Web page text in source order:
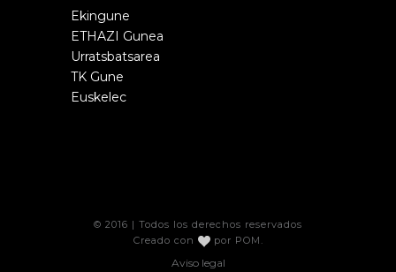
Ekingune
ETHAZI Gunea
Urratsbatsarea
TK Gune
Euskelec
© 2016 | Todos los derechos reservados
Creado con
por POM .
Aviso legal